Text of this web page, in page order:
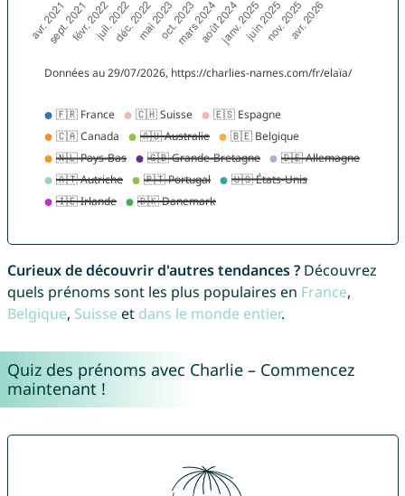
Curieux de découvrir d'autres tendances ?Découvrez
quels prénoms sont les plus populaires en France,
Belgique, Suisse et dans le monde entier.
Quiz des prénoms avec Charlie – Commencez
maintenant !